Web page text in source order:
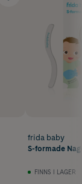
frida baby
S-formade
FINNS I LAGER